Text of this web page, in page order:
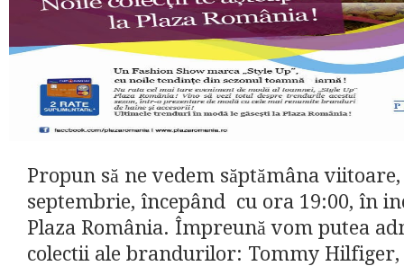
Propun să ne vedem săptămâna
septembrie, începând cu ora 19:00, în
Plaza România. Împreună vom putea
colectii ale brandurilor: Tommy Hilfiger,